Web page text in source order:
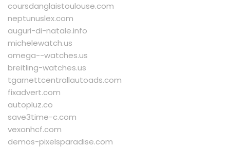
coursdanglaistoulouse.com
neptunuslex.com
auguri-di-natale.info
michelewatch.us
omega--watches.us
breitling-watches.us
tgarnettcentrallautoads.com
fixadvert.com
autopluz.co
save3time-c.com
vexonhcf.com
demos-pixelsparadise.com